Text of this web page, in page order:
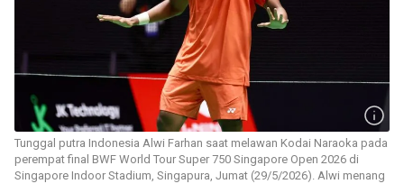
Tunggal putra Indonesia Alwi Farhan saat melawan Kodai Naraoka pada
perempat final BWF World Tour Super 750 Singapore Open 2026 di
Singapore Indoor Stadium, Singapura, Jumat (29/5/2026). Alwi menang